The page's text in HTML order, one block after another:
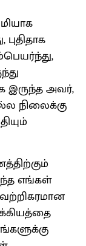
இருந்த அவர்,
நிலைக்கு
எங்கள்